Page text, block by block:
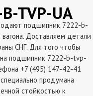
TVP-UA
подшипник 7222-b-
Доставляем детали
СНГ. Для того чтобы
на подшипник 7222-b-tvp-
+7 (495) 147-42-41
продумана
стойкостью к